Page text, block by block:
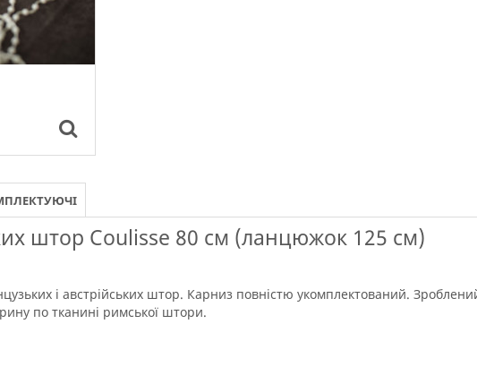
штор Coulisse 80 см (ланцюжок 125 см)
і австрійських штор. Карниз повністю укомплектований.
по тканині римської штори.